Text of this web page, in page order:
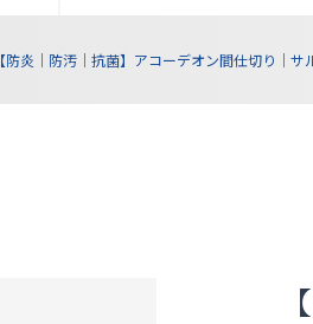
【防炎｜防汚｜抗菌】アコーデオン間仕切り｜